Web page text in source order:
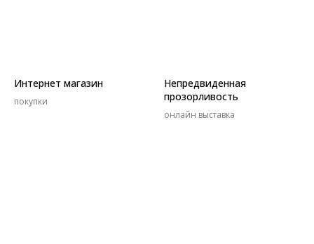
Интернет магазин
покупки
Непредвиденная
прозорливость
онлайн выставка